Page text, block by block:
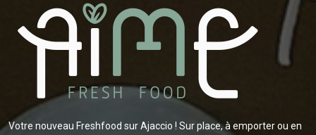
Votre nouveau Freshfood sur Ajaccio ! Sur place, à emporter ou en